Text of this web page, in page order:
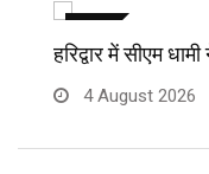
हरिद्वार में सीएम
4 August 2026